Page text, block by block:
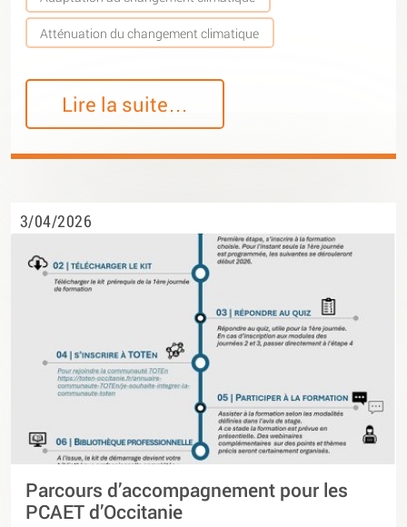
Atténuation du changement climatique
Lire la suite…
3/04/2026
Parcours d’accompagnement pour les
PCAET d’Occitanie